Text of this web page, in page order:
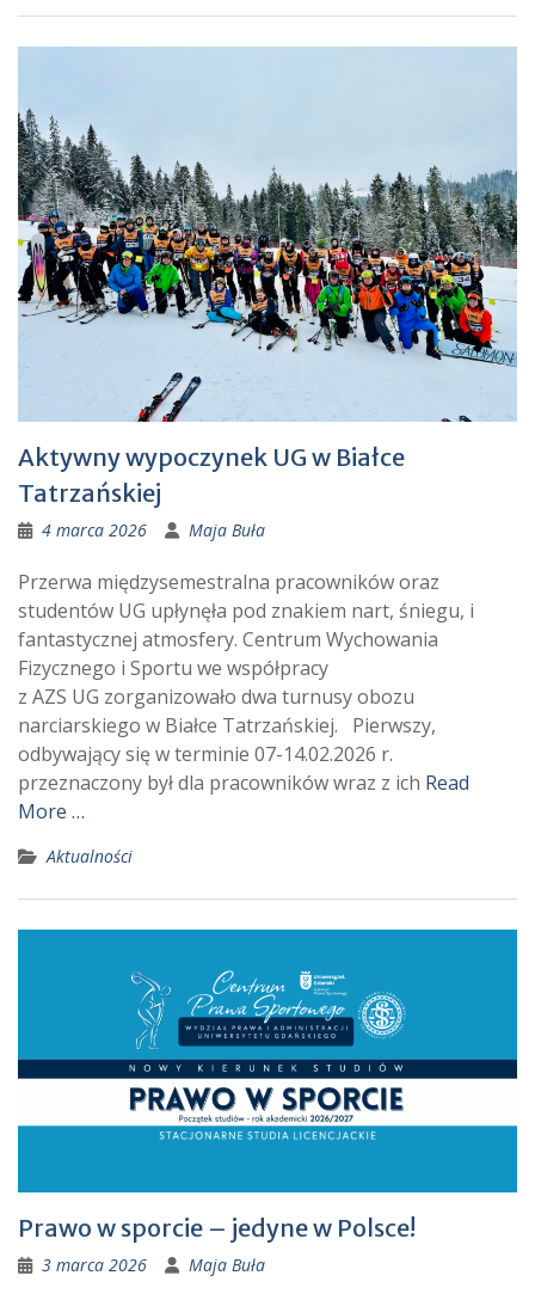
Aktywny wypoczynek UG w Białce
Tatrzańskiej
4 marca 2026 Maja Buła
Przerwa międzysemestralna pracowników oraz
studentów UG upłynęła pod znakiem nart, śniegu, i
fantastycznej atmosfery. Centrum Wychowania
Fizycznego i Sportu we współpracy
z AZS UG zorganizowało dwa turnusy obozu
narciarskiego w Białce Tatrzańskiej. Pierwszy,
odbywający się w terminie 07-14.02.2026 r.
przeznaczony był dla pracowników wraz z ich Read
More …
Aktualności
Prawo w sporcie – jedyne w Polsce!
3 marca 2026 Maja Buła